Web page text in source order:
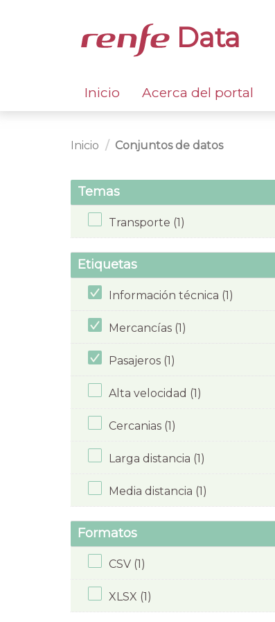
Data
Inicio Acerca del portal
Inicio Conjuntos de datos
Temas
Transporte (1)
Etiquetas
Información técnica (1)
Mercancías (1)
Pasajeros (1)
Alta velocidad (1)
Cercanias (1)
Larga distancia (1)
Media distancia (1)
Formatos
CSV (1)
XLSX (1)